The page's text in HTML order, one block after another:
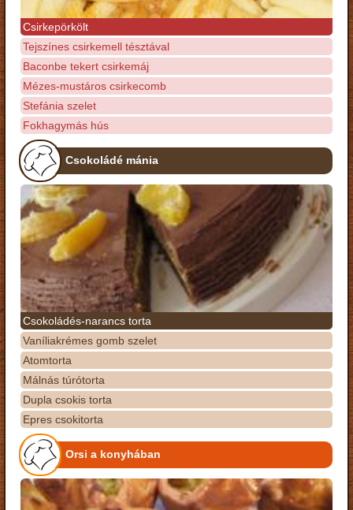
Csirkepörkölt
Tejszínes csirkemell tésztával
Baconbe tekert csirkemáj
Mézes-mustáros csirkecomb
Stefánia szelet
Fokhagymás hús
Csokoládé mánia
Csokoládés-narancs torta
Vaníliakrémes gomb szelet
Atomtorta
Málnás túrótorta
Dupla csokis torta
Epres csokitorta
Orsi a konyhában